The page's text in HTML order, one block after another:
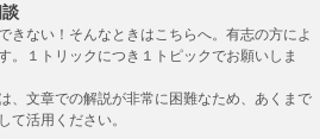
談
きない！そんなときはこちらへ。有志の方によ
。１トリックにつき１トピックでお願いしま
、文章での解説が非常に困難なため、あくまで
て活用ください。